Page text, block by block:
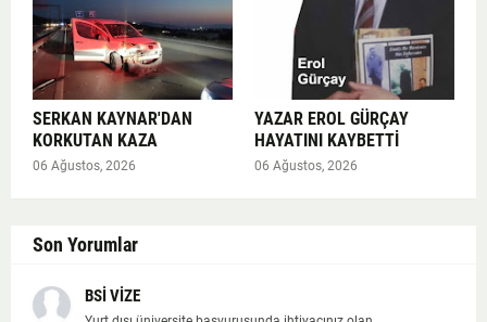
SERKAN KAYNAR'DAN
KORKUTAN KAZA
06 Ağustos, 2026
YAZAR EROL GÜRÇAY
HAYATINI KAYBETTİ
06 Ağustos, 2026
Son Yorumlar
BSİ VİZE